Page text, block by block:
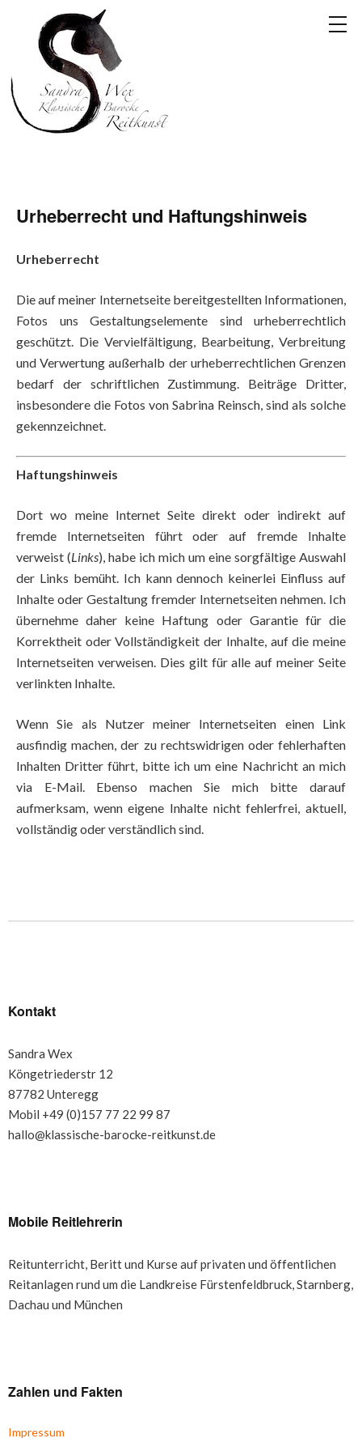
Urheberrecht und Haftungshinweis
Urheberrecht
Die auf meiner Internetseite bereitgestellten Informationen,
Fotos uns Gestaltungselemente sind urheberrechtlich
geschützt. Die Vervielfältigung, Bearbeitung, Verbreitung
und Verwertung außerhalb der urheberrechtlichen Grenzen
bedarf der schriftlichen Zustimmung. Beiträge Dritter,
insbesondere die Fotos von Sabrina Reinsch, sind als solche
gekennzeichnet.
Haftungshinweis
Dort wo meine Internet Seite direkt oder indirekt auf
fremde Internetseiten führt oder auf fremde Inhalte
verweist (Links), habe ich mich um eine sorgfältige Auswahl
der Links bemüht. Ich kann dennoch keinerlei Einfluss auf
Inhalte oder Gestaltung fremder Internetseiten nehmen. Ich
übernehme daher keine Haftung oder Garantie für die
Korrektheit oder Vollständigkeit der Inhalte, auf die meine
Internetseiten verweisen. Dies gilt für alle auf meiner Seite
verlinkten Inhalte.
Wenn Sie als Nutzer meiner Internetseiten einen Link
ausfindig machen, der zu rechtswidrigen oder fehlerhaften
Inhalten Dritter führt, bitte ich um eine Nachricht an mich
via E-Mail. Ebenso machen Sie mich bitte darauf
aufmerksam, wenn eigene Inhalte nicht fehlerfrei, aktuell,
vollständig oder verständlich sind.
Kontakt
Sandra Wex
Köngetriederstr 12
87782 Unteregg
Mobil +49 (0)157 77 22 99 87
hallo@klassische-barocke-reitkunst.de
Mobile Reitlehrerin
Reitunterricht, Beritt und Kurse auf privaten und öffentlichen
Reitanlagen rund um die Landkreise Fürstenfeldbruck, Starnberg,
Dachau und München
Zahlen und Fakten
Impressum